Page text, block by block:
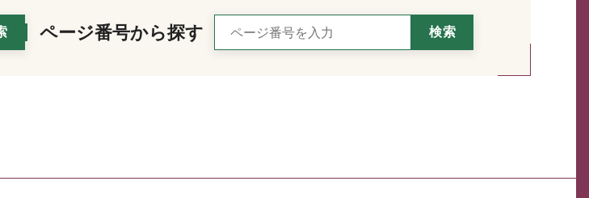
ページ番号から探す